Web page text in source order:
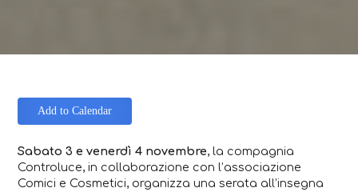
Add to Calendar
Sabato 3 e venerdì 4 novembre, la compagnia
Controluce, in collaborazione con l’associazione
Comici e Cosmetici, organizza una serata all’insegna